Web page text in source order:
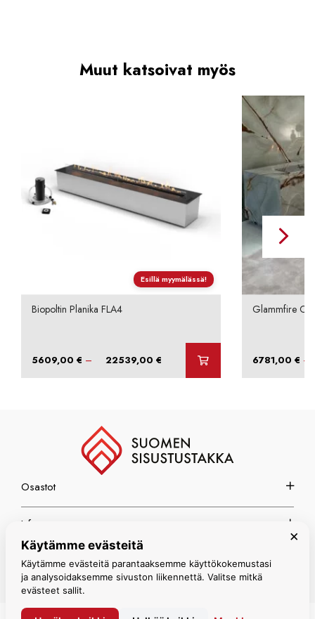
Muut katsoivat myös
Esillä myymälässä!
Biopoltin Planika FLA4
5609,00€ – 22539,00€ Hintaluokka:
Glammfire
6781,00 € –
Osastot
Info
Espoon myymälä
×
Käytämme evästeitä
Käytämme evästeitä parantaaksemme käyttökokemustasi
ja analysoidaksemme sivuston liikennettä. Valitse mitkä
evästeet sallit.